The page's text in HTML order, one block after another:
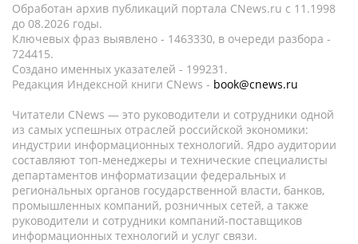
Обработан архив публикаций портала CNews.ru c 11.1998
до 08.2026 годы.
Ключевых фраз выявлено - 1463330, в очереди разбора -
724415.
Создано именных указателей - 199231.
Редакция Индексной книги CNews - book@cnews.ru
Читатели CNews — это руководители и сотрудники одной
из самых успешных отраслей российской экономики:
индустрии информационных технологий. Ядро аудитории
составляют топ-менеджеры и технические специалисты
департаментов информатизации федеральных и
региональных органов государственной власти, банков,
промышленных компаний, розничных сетей, а также
руководители и сотрудники компаний-поставщиков
информационных технологий и услуг связи.